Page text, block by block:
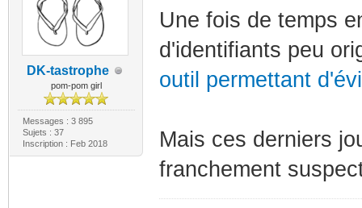
DK-tastrophe
pom-pom girl
Messages : 3 895
Sujets : 37
Inscription : Feb 2018
Une fois de temps
d'identifiants peu
outil permettant
Mais ces derniers
franchement